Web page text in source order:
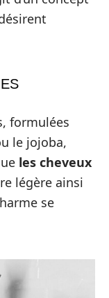
formulées
le jojoba,
les cheveux
légère ainsi
se